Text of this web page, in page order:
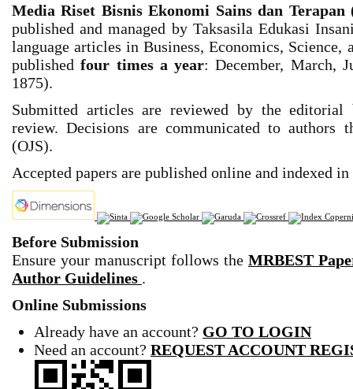
Media Riset Bisnis Ekonomi Sains dan Terapan
published and managed by Taksasila Edukasi
language articles in Business, Economics,
publishedfour times a year: December, March,
1875).
Submitted articles are reviewed by the editorial
review. Decisions are communicated to authors
(OJS).
Accepted papers are published online and indexed
Before Submission
Ensure your manuscript follows the MRBEST
Author Guidelines .
Online Submissions
Already have an account? GO TO LOGIN
Need an account? REQUEST ACCOUNT